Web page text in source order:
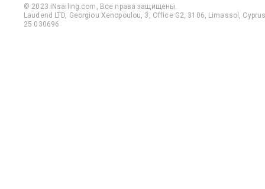
© 2023 iNsailing.com, Все права защищены.
Laudend LTD, Georgiou Xenopoulou, 3, Office G2, 3106, Limassol,
25 030696